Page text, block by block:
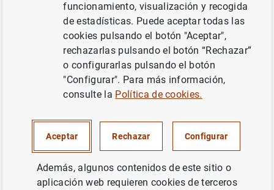
Eduación Financiera:
"Infórmate. Planifica. Decide."
CNMV
Barcelona
La subgobernadora, Soledad Núñez, intervendrá en el Día
de la Eduación Financiera: "Infórmate. Planifica. Decide."
funcionamiento, visualización y recogida
de estadísticas. Puede aceptar todas las
cookies pulsando el botón "Aceptar",
rechazarlas pulsando el botón “Rechazar”
o configurarlas pulsando el botón
"Configurar". Para más información,
consulte la Política de cookies.
Aceptar Rechazar Configurar
Además, algunos contenidos de este sitio o
aplicación web requieren cookies de terceros